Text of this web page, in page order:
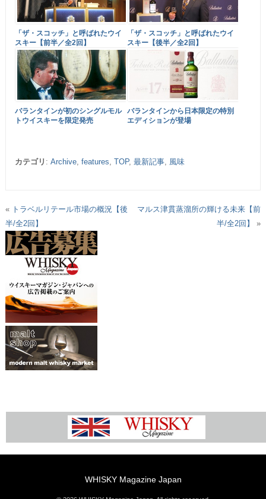
「ザ・スコッチ」と呼ばれたウイ
スキー【前半／全2回】
「ザ・スコッチ」と呼ばれたウイ
スキー【後半／全2回】
バランタインが初のシングルモル
トウイスキーを限定発売
バランタインから日本限定の特別
エディションが登場
カテゴリ : Archive, features TOP, 最新記事, 風味
« トラベルリテール市場の概況【後
半/全2回】
マルス津貫蒸溜所の輝ける未来【前
半/全2回】
»
WHISKY Magazine Japan